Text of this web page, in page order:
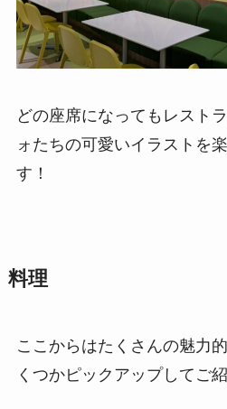
どの座席になってもレスト
ォたちの可愛いイラストを
す！
料理
ここからはたくさんの魅力
くつかピックアップしてご